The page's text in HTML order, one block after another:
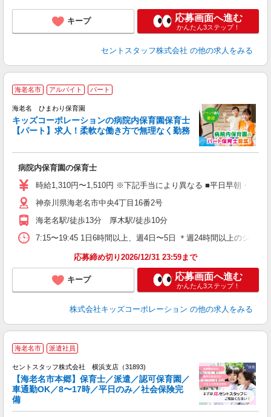
キープ 応募画面へ進む
かんたん3ステップ！
セントスタッフ株式会社 の他の求人をみる
海老名市 アルバイト パート
海老名 ひまわり保育園
キッズコーポレーションの病院内保育園保育士
【パート】求人！柔軟な働き方で無理なく勤務
病院内保育園の保育士
時給1,310円〜1,510円 ※下記手当により異なる ■平日早朝・夕
神奈川県海老名市中央4丁目16番2号
海老名駅/徒歩13分 厚木駅/徒歩10分
7:15〜19:45 1日6時間以上、週4日〜5日 ＊週24時間以上のシフ
応募締め切り2026/12/31 23:59まで
キープ 応募画面へ進む
かんたん3ステップ！
株式会社キッズコーポレーション の他の求人をみる
海老名市 派遣社員
セントスタッフ株式会社 横浜支店（31893)
【海老名市本郷】保育士／派遣／認可保育園／
車通勤OK／8〜17時／平日のみ／社会保険完
備